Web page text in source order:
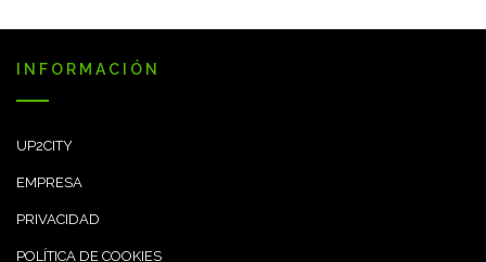
INFORMACIÓN
UP2CITY
EMPRESA
PRIVACIDAD
POLÍTICA DE COOKIES